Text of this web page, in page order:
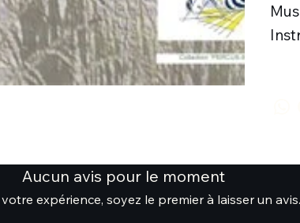
Aucun avis pour le moment
expérience, soyez le premier à laisser un